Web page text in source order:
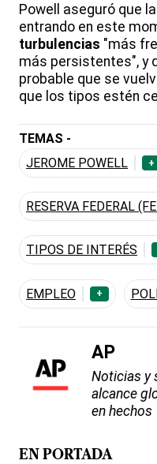
Powell aseguró que la
entrando en este
turbulencias "más
más persistentes", y
probable que se
que los tipos estén
TEMAS -
JEROME POWELL
+
RESERVA FEDERAL
TIPOS DE INTERÉS
EMPLEO +
AP
Noticias y
alcance
en hechos
EN PORTADA